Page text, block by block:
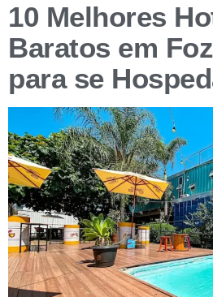
10 Melhores
Baratos em
para se